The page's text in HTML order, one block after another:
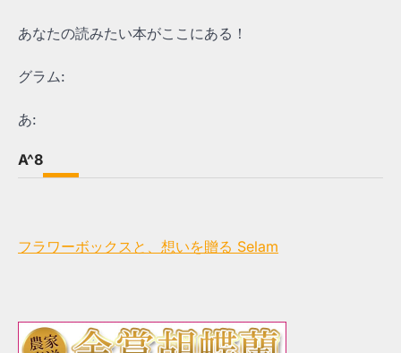
あなたの読みたい本がここにある！
グラム:
あ:
A^8
フラワーボックスと、想いを贈る Selam